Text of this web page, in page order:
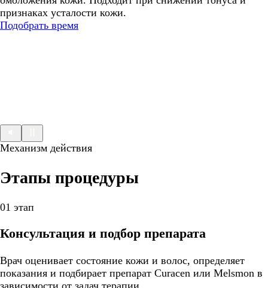
признаках усталости кожи.
Подобрать время
Механизм действия
Этапы процедуры
01 этап
Консультация и подбор препарата
Врач оценивает состояние кожи и волос, определяет
показания и подбирает препарат Curacen или Melsmon в
зависимости от задач терапии.